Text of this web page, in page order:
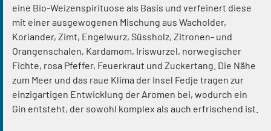
eine Bio-Weizenspirituose als Basis und verfeinert diese
mit einer ausgewogenen Mischung aus Wacholder,
Koriander, Zimt, Engelwurz, Süssholz, Zitronen- und
Orangenschalen, Kardamom, Iriswurzel, norwegischer
Fichte, rosa Pfeffer, Feuerkraut und Zuckertang. Die Nähe
zum Meer und das raue Klima der Insel Fedje tragen zur
einzigartigen Entwicklung der Aromen bei, wodurch ein
Gin entsteht, der sowohl komplex als auch erfrischend ist.